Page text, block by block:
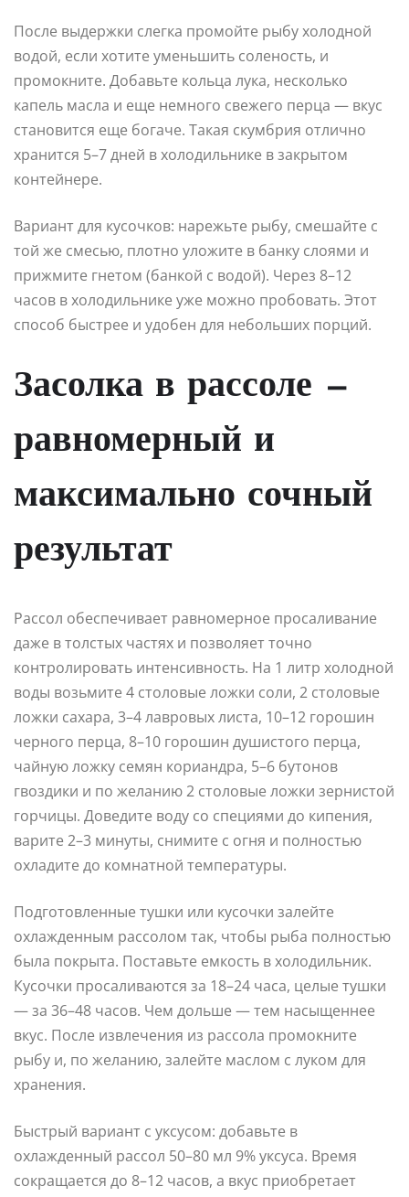
После выдержки слегка промойте рыбу холодной
водой, если хотите уменьшить соленость, и
промокните. Добавьте кольца лука, несколько
капель масла и еще немного свежего перца — вкус
становится еще богаче. Такая скумбрия отлично
хранится 5–7 дней в холодильнике в закрытом
контейнере.
Вариант для кусочков: нарежьте рыбу, смешайте с
той же смесью, плотно уложите в банку слоями и
прижмите гнетом (банкой с водой). Через 8–12
часов в холодильнике уже можно пробовать. Этот
способ быстрее и удобен для небольших порций.
Засолка в рассоле —
равномерный и
максимально сочный
результат
Рассол обеспечивает равномерное просаливание
даже в толстых частях и позволяет точно
контролировать интенсивность. На 1 литр холодной
воды возьмите 4 столовые ложки соли, 2 столовые
ложки сахара, 3–4 лавровых листа, 10–12 горошин
черного перца, 8–10 горошин душистого перца,
чайную ложку семян кориандра, 5–6 бутонов
гвоздики и по желанию 2 столовые ложки зернистой
горчицы. Доведите воду со специями до кипения,
варите 2–3 минуты, снимите с огня и полностью
охладите до комнатной температуры.
Подготовленные тушки или кусочки залейте
охлажденным рассолом так, чтобы рыба полностью
была покрыта. Поставьте емкость в холодильник.
Кусочки просаливаются за 18–24 часа, целые тушки
— за 36–48 часов. Чем дольше — тем насыщеннее
вкус. После извлечения из рассола промокните
рыбу и, по желанию, залейте маслом с луком для
хранения.
Быстрый вариант с уксусом: добавьте в
охлажденный рассол 50–80 мл 9% уксуса. Время
сокращается до 8–12 часов, а вкус приобретает